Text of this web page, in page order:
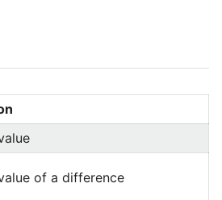
of a difference